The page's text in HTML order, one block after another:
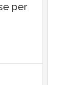
per